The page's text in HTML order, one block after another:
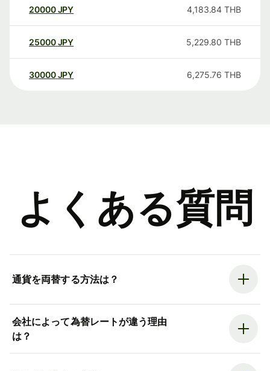
20000 JPY 4,183.84 THB
25000 JPY 5,229.80 THB
30000 JPY 6,275.76 THB
よくある質問
通貨を両替する方法は？
会社によって為替レートが違う理由
は？